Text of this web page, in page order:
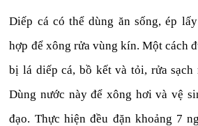
Diếp cá có thể dùng ăn sống, ép
hợp để xông rửa vùng kín. Một cách
bị lá diếp cá, bồ kết và tỏi, rửa
Dùng nước này để xông hơi và vệ
đạo. Thực hiện đều đặn khoảng 7